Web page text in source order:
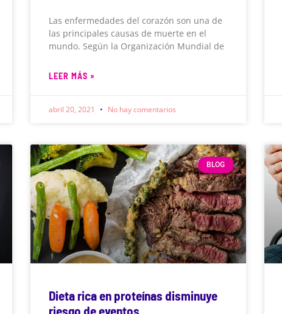
Las enfermedades del corazón son una de
las principales causas de muerte en el
mundo. Según la Organización Mundial de
LEER MÁS »
abril 20, 2021 No hay comentarios
BLOG
Dieta rica en proteínas disminuye
riesgo de eventos